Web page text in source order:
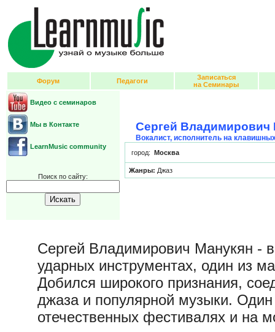
Форум Педагоги
Записаться
на Семинары
Видео с семинаров
Мы в Контакте
LearnMusic community
Поиск по сайту:
Сергей Владимирович
Вокалист, исполнитель на
город: Москва
Жанры: Джаз
Сергей Владимирович Манукян -
ударных инструментах, один из
Добился широкого признания,
джаза и популярной музыки.
отечественных фестивалях и на